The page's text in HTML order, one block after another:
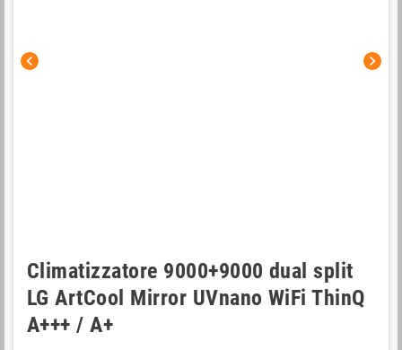
chevron_left chevron_right
Climatizzatore 9000+9000 dual split
LG ArtCool Mirror UVnano WiFi ThinQ
A+++ / A+